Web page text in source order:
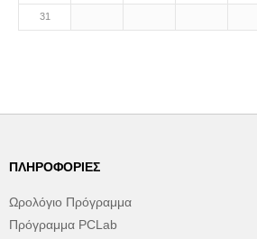
31
ΠΛΗΡΟΦΟΡΊΕΣ
Ωρολόγιο Πρόγραμμα
Πρόγραμμα PCLab